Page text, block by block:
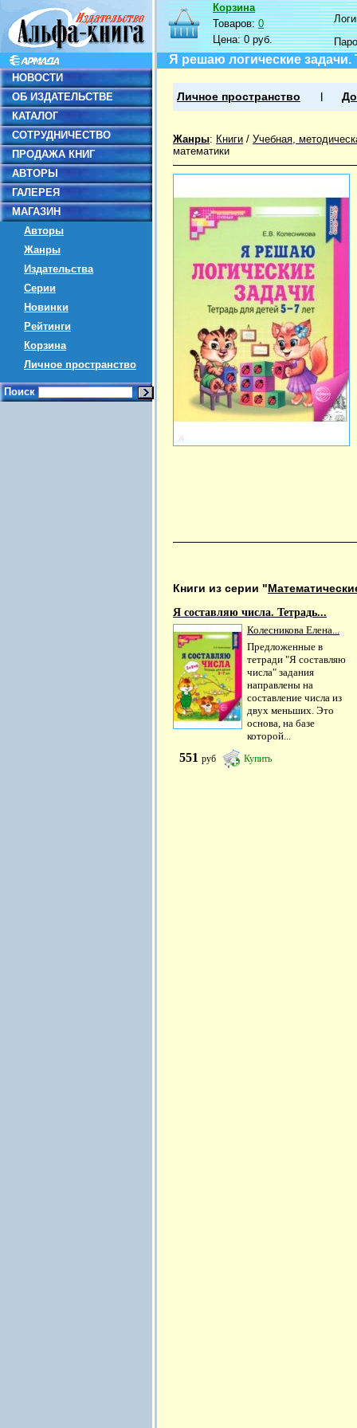
НОВОСТИ
ОБ ИЗДАТЕЛЬСТВЕ
КАТАЛОГ
СОТРУДНИЧЕСТВО
ПРОДАЖА КНИГ
АВТОРЫ
ГАЛЕРЕЯ
МАГАЗИН
Авторы
Жанры
Издательства
Серии
Новинки
Рейтинги
Корзина
Личное пространство
Поиск
Корзина
Товаров:0
Цена:0 руб.
Я решаю логические
Личное пространство
Жанры: Книги / Учебная,
математики
Книги из серии "
Я составляю числа. Тетрадь...
Колесникова Елена...
Предложенные в
тетради "Я составляю
числа" задания
направлены на
составление числа из
двух меньших. Это
основа, на базе
которой...
551 руб Купить